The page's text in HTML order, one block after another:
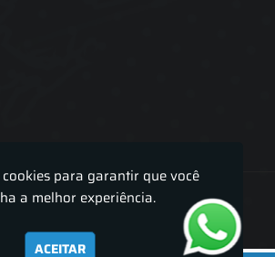
- Cortinas sob medidas e persianas
cookies para garantir que você
a melhor experiência.
ACEITAR